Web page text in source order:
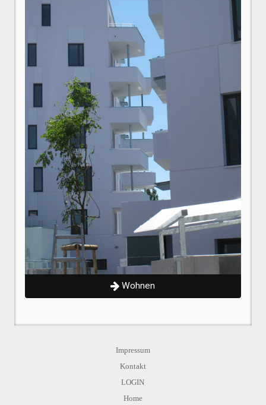
Wohnen
Impressum
Kontakt
LOGIN
Home